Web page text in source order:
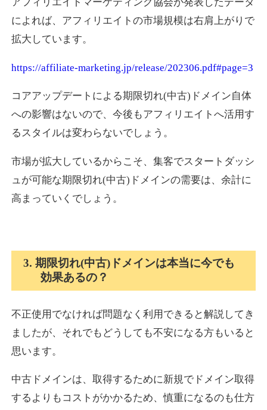
によれば、アフィリエイトの市場規模は右肩上がりで
拡大しています。
https://affiliate-marketing.jp/release/202306.pdf#page=3
コアアップデートによる期限切れ(中古)ドメイン自体
への影響はないので、今後もアフィリエイトへ活用す
るスタイルは変わらないでしょう。
市場が拡大しているからこそ、集客でスタートダッシ
ュが可能な期限切れ(中古)ドメインの需要は、余計に
高まっていくでしょう。
3. 期限切れ(中古)ドメインは本当に今でも
効果あるの？
不正使用でなければ問題なく利用できると解説してき
ましたが、それでもどうしても不安になる方もいると
思います。
中古ドメインは、取得するために新規でドメイン取得
するよりもコストがかかるため、慎重になるのも仕方